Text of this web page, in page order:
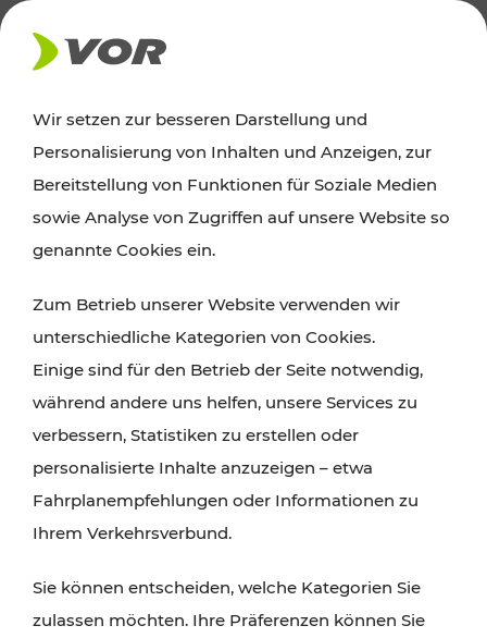
AKTUELLES
News
Alle wichtigen Meldungen zu Fahrplanänderungen,
finden Sie hier im Überblick.
Wir setzen zur besseren Darstellung und
Personalisierung von Inhalten und Anzeigen, zur
Bereitstellung von Funktionen für Soziale Medien
sowie Analyse von Zugriffen auf unsere Website so
genannte Cookies ein.
Zum Betrieb unserer Website verwenden wir
unterschiedliche Kategorien von Cookies.
Einige sind für den Betrieb der Seite notwendig,
während andere uns helfen, unsere Services zu
verbessern, Statistiken zu erstellen oder
personalisierte Inhalte anzuzeigen – etwa
Fahrplanempfehlungen oder Informationen zu
Ihrem Verkehrsverbund.
Sie können entscheiden, welche Kategorien Sie
zulassen möchten. Ihre Präferenzen können Sie